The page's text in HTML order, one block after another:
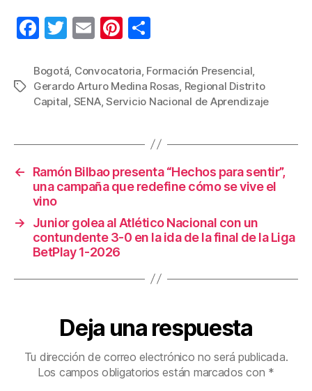
F
c
e
o
o
k
T
tt
er
E
ail
Pi
er
e
m
p
tir
Etiquetas
Bogotá Convocatoria Formación Presencial
Gerardo Arturo Medina Rosas Regional Distrito
Capital SENA,Servicio Nacional de Aprendizaje
←
Ramón Bilbao presenta “Hechos para sentir”,
una campaña que redefine cómo se vive el
vino
→
Junior golea al Atlético Nacional con un
contundente 3-0 en la ida de la final de la Liga
BetPlay 1-2026
Deja una respuesta
Tu dirección de correo electrónico no será publicada.
Los campos obligatorios están marcados con *